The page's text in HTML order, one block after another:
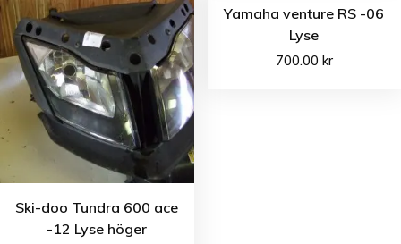
Ski-doo Tundra 600 ace
-12 Lyse höger
Yamaha venture RS -06
Lyse
700.00 kr